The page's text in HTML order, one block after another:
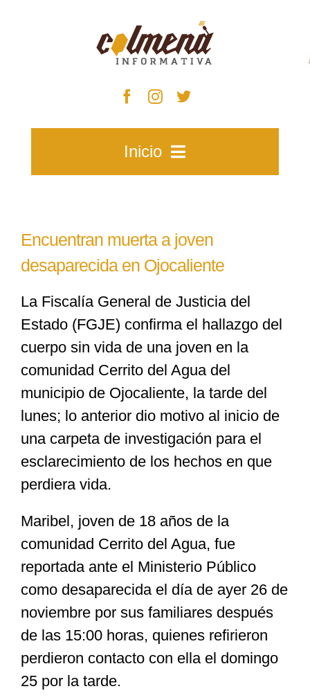
Inicio
Zacatecas
Municipios
Especiales
Nacional
Opinión
Nosotros
Encuentran muerta a joven
desaparecida en Ojocaliente
La Fiscalía General de Justicia del
Estado (FGJE) confirma el hallazgo del
cuerpo sin vida de una joven en la
comunidad Cerrito del Agua del
municipio de Ojocaliente, la tarde del
lunes; lo anterior dio motivo al inicio de
una carpeta de investigación para el
esclarecimiento de los hechos en que
perdiera vida.
Maribel, joven de 18 años de la
comunidad Cerrito del Agua, fue
reportada ante el Ministerio Público
como desaparecida el día de ayer 26 de
noviembre por sus familiares después
de las 15:00 horas, quienes refirieron
perdieron contacto con ella el domingo
25 por la tarde.